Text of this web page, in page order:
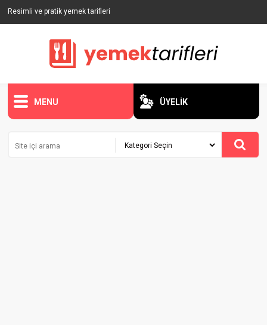
Resimli ve pratik yemek tarifleri
MENU ÜYELİK